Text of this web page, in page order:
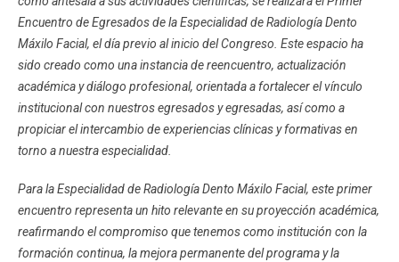
Encuentro de Egresados de la Especialidad de Radiología Dento
Máxilo Facial, el día previo al inicio del Congreso. Este espacio ha
sido creado como una instancia de reencuentro, actualización
académica y diálogo profesional, orientada a fortalecer el vínculo
institucional con nuestros egresados y egresadas, así como a
propiciar el intercambio de experiencias clínicas y formativas en
torno a nuestra especialidad.
Para la Especialidad de Radiología Dento Máxilo Facial, este primer
encuentro representa un hito relevante en su proyección académica,
reafirmando el compromiso que tenemos como institución con la
formación continua, la mejora permanente del programa y la